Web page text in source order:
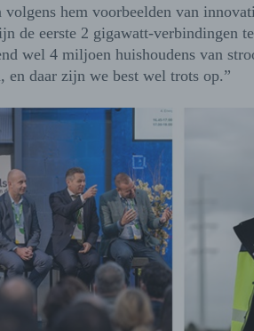
hem voorbeelden van
de eerste 2 gigawatt-verbindingen
wel 4 miljoen huishoudens van
en daar zijn we best wel trots op.”